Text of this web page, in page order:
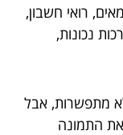
רואי חשבון,
נכונות,
מתפשרות, אבל
התמונה